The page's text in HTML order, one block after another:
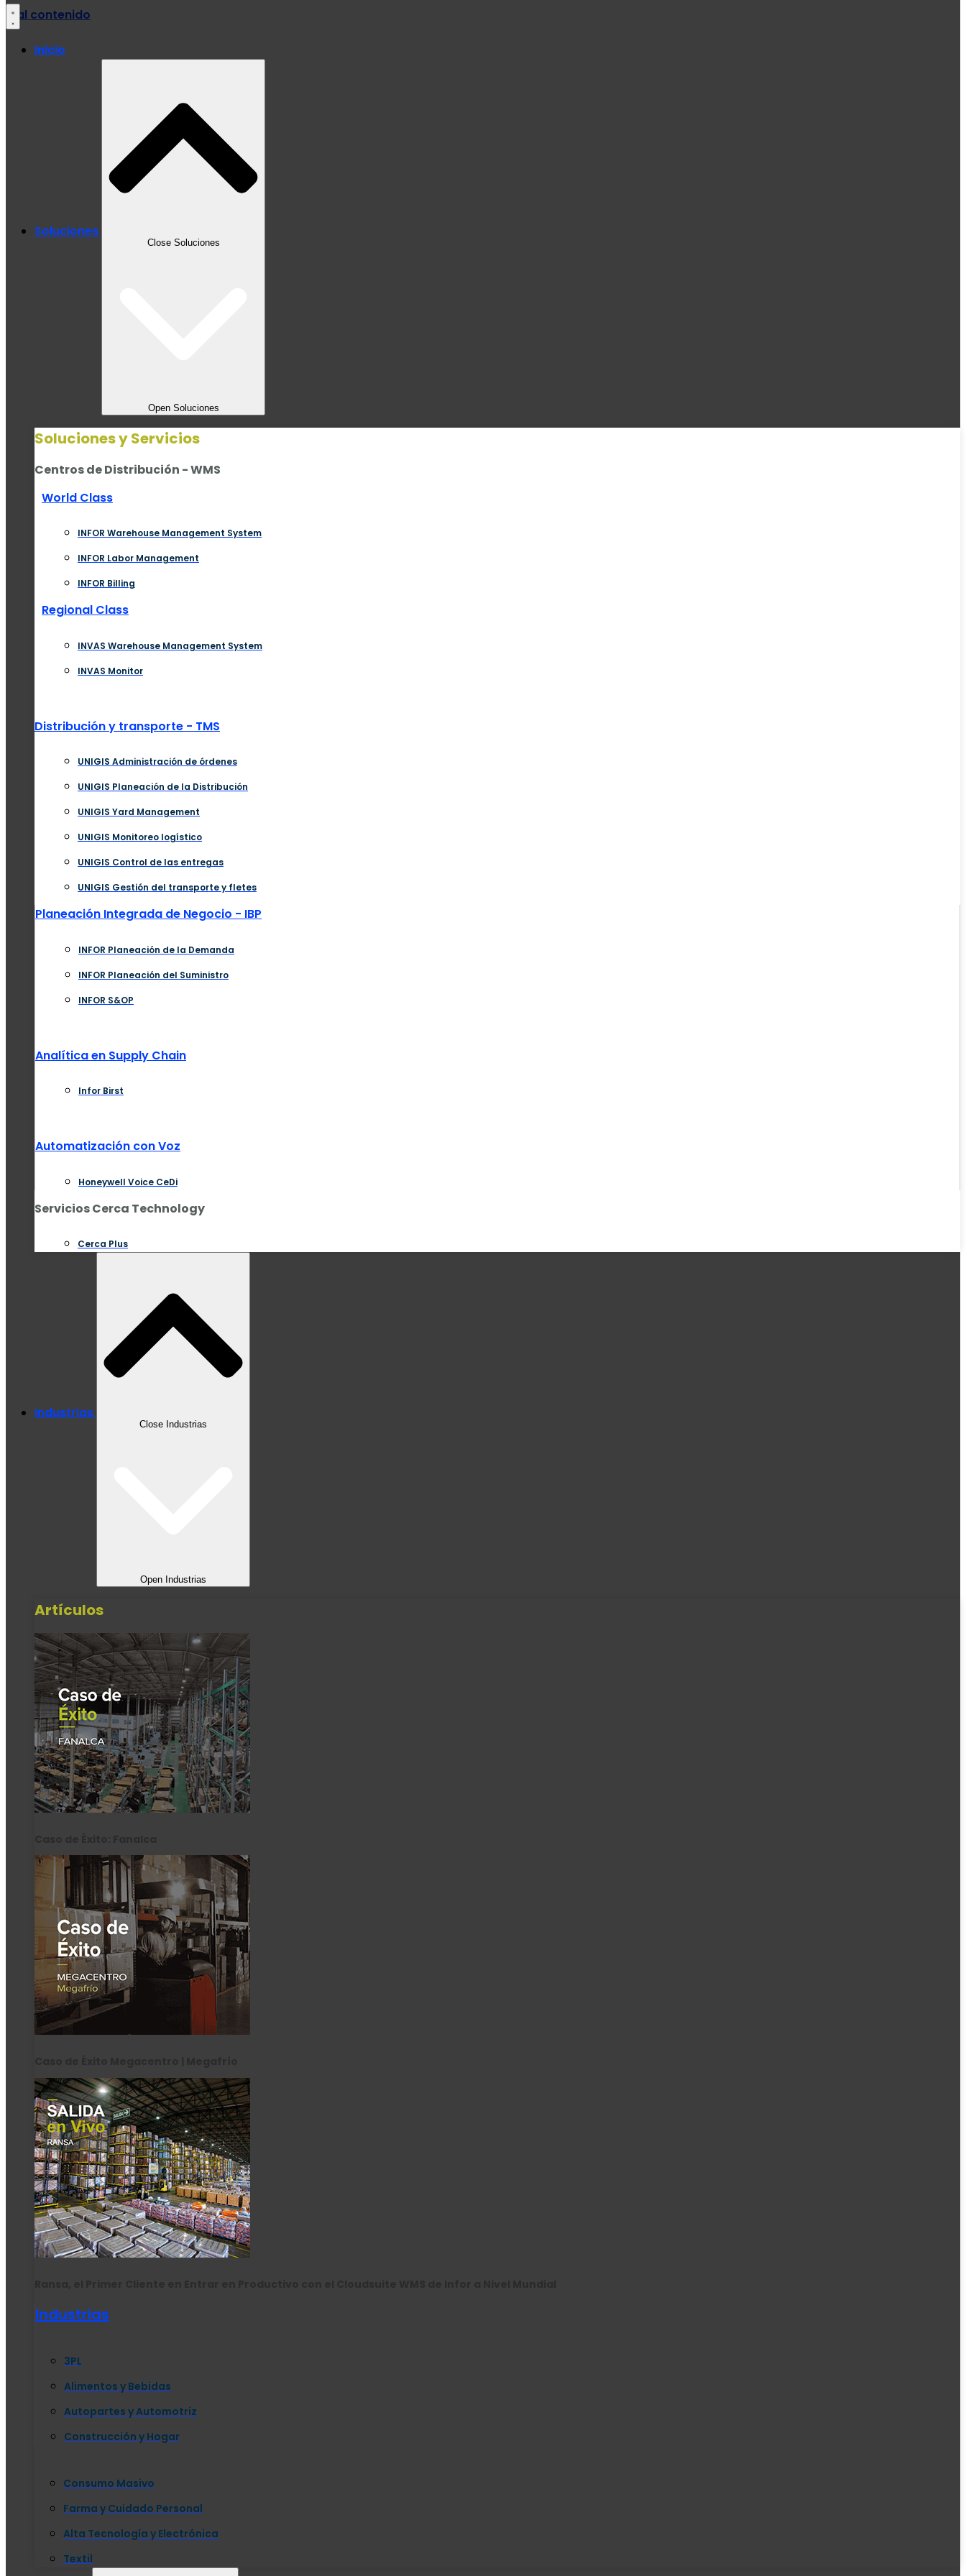
Ir al contenido
Inicio
Soluciones
Close Soluciones
Open Soluciones
Soluciones y Servicios
Centros de Distribución - WMS
World Class
INFOR Warehouse Management System
INFOR Labor Management
INFOR Billing
Regional Class
INVAS Warehouse Management System
INVAS Monitor
Distribución y transporte - TMS
UNIGIS Administración de órdenes
UNIGIS Planeación de la Distribución
UNIGIS Yard Management
UNIGIS Monitoreo logístico
UNIGIS Control de las entregas
UNIGIS Gestión del transporte y fletes
Planeación Integrada de Negocio - IBP
INFOR Planeación de la Demanda
INFOR Planeación del Suministro
INFOR S&OP
Analítica en Supply Chain
Infor Birst
Automatización con Voz
Honeywell Voice CeDi
Servicios Cerca Technology
Cerca Plus
Industrias
Close Industrias
Open Industrias
Artículos
Industrias
3PL
Alimentos y Bebidas
Autopartes y Automotriz
Construcción y Hogar
Consumo Masivo
Farma y Cuidado Personal
Alta Tecnología y Electrónica
Textil